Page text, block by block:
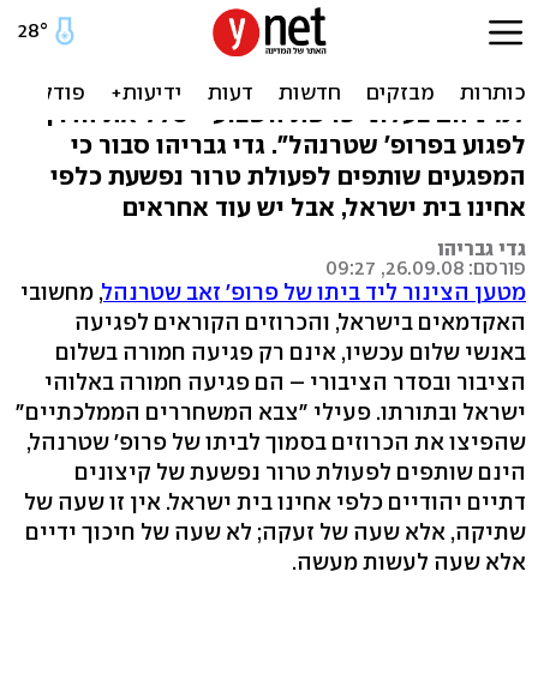
הכתובת היתה על העלונים
"מי שהקל ראש במעשי הרוצחים היהודיים
למיניהם בעלוני פרשת השבוע - סלל את הדרך
לפגוע בפרופ' שטרנהל". גדי גבריהו סבור כי
המפגעים שותפים לפעולת טרור נפשעת כלפי
אחינו בית ישראל, אבל יש עוד אחראים
גדי גבריהו
פורסם: 26.09.08, 09:27
מטען הצינור ליד ביתו של פרופ' זאב שטרנהל, מחשובי
האקדמאים בישראל, והכרוזים הקוראים לפגיעה
באנשי שלום עכשיו, אינם רק פגיעה חמורה בשלום
הציבור ובסדר הציבורי – הם פגיעה חמורה באלוהי
ישראל ובתורתו. פעילי "צבא המשחררים הממלכתיים"
שהפיצו את הכרוזים בסמוך לביתו של פרופ' שטרנהל,
הינם שותפים לפעולת טרור נפשעת של קיצונים
דתיים יהודיים כלפי אחינו בית ישראל. אין זו שעה של
שתיקה, אלא שעה של זעקה; לא שעה של חיכוך ידיים
אלא שעה לעשות מעשה.